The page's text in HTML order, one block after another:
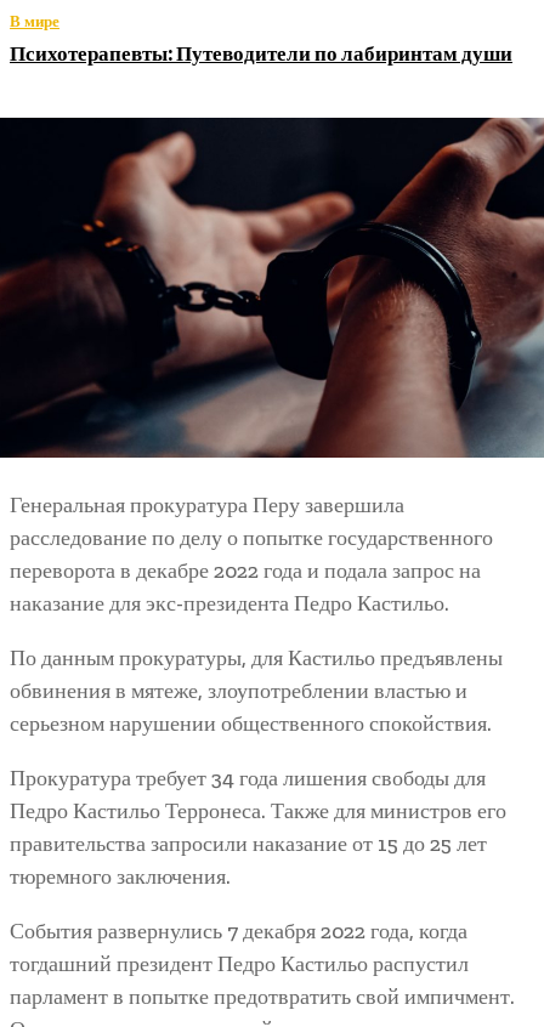
В мире
Психотерапевты: Путеводители по лабиринтам души
Генеральная прокуратура Перу завершила
расследование по делу о попытке государственного
переворота в декабре 2022 года и подала запрос на
наказание для экс-президента Педро Кастильо.
По данным прокуратуры, для Кастильо предъявлены
обвинения в мятеже, злоупотреблении властью и
серьезном нарушении общественного спокойствия.
Прокуратура требует 34 года лишения свободы для
Педро Кастильо Терронеса. Также для министров его
правительства запросили наказание от 15 до 25 лет
тюремного заключения.
События развернулись 7 декабря 2022 года, когда
тогдашний президент Педро Кастильо распустил
парламент в попытке предотвратить свой импичмент.